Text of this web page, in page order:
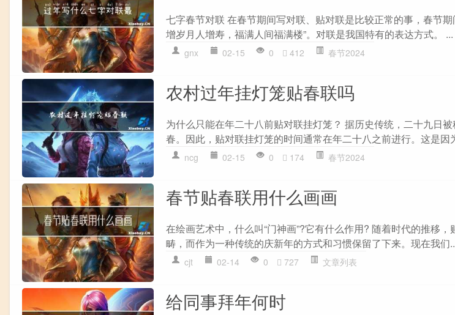
七字春节对联 在春节期间写对联、贴对联是比较正常的事，春节
增岁月人增寿，福满人间福满楼”。对联是我国特有的表达方式。 ...
gnx 02-15 0 412 春节2024
农村过年挂灯笼贴春联吗
为什么只能在年二十八前贴对联挂灯笼？ 据历史传统，二十九日
春。因此，贴对联挂灯笼的时间通常在年二十八之前进行。这是因
ncg 02-15 0 174 春节2024
春节贴春联用什么画画
在绘画艺术中，什么叫“门神画”?它有什么作用? 随着时代的推移
畴，而作为一种传统的庆新年的方式和习惯保留了下来。现在我们
cjt 02-14 0 727 文章列表
给同事拜年何时